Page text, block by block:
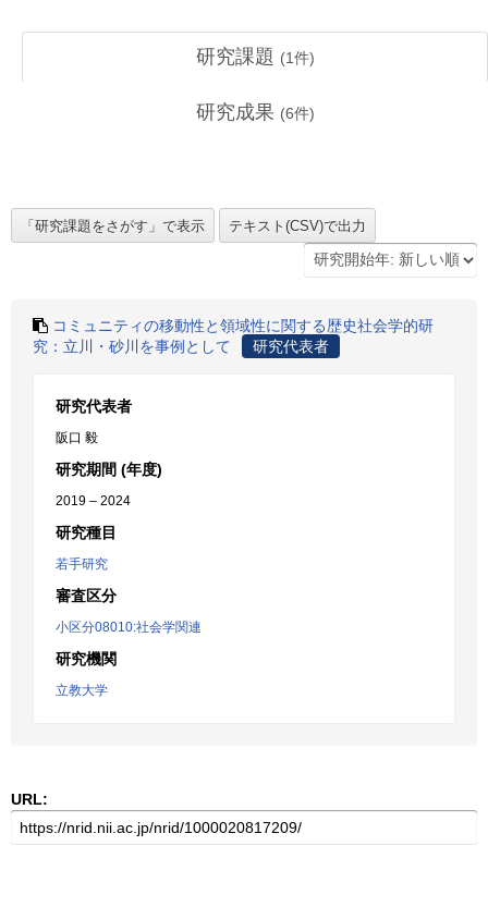
研究課題 (1件)
研究成果 (6件)
コミュニティの移動性と領域性に関する歴史社会学的研
究：立川・砂川を事例として
研究代表者
研究代表者
阪口 毅
研究期間 (年度)
2019 – 2024
研究種目
若手研究
審査区分
小区分08010:社会学関連
研究機関
立教大学
URL: